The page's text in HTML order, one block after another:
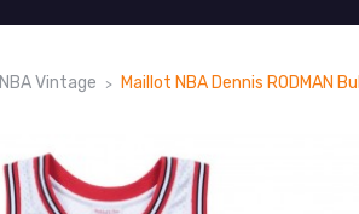
NBA Vintage Maillot NBA Dennis RODMAN